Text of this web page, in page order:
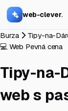
web-clever.
Burza
Tipy-na-
💻 Web Pevná cena
Tipy-na-
web s